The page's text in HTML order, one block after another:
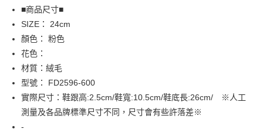
相關說明
AFTEE先享後付是「在收到商品之後才付款」的支付方式。 讓您購物簡單
便利好安心！
１．簡單：不需註冊會員、不需綁卡、不需儲值。
２．便利：只要手機號碼，簡訊認證，即可結帳。
３．安心：先確認商品／服務後，再付款。
【「AFTEE先享後付」結帳流程】
１．於結帳方式選擇「AFTEE先享後付」後，將跳轉至「AFTEE先享後付」
結帳頁面，進行簡訊認證並確認金額後，即可完成結帳。
運送方式
全家取貨付款
免運費
免運費
7-11取貨付款
■商品尺寸■
SIZE： 24cm
顏色： 粉色
花色：
材質：絨毛
型號： FD2596-600
實際尺寸：鞋跟高:2.5cm/鞋寬:10.5cm/鞋底長:26cm/ ※人工
測量及各品牌標準尺寸不同，尺寸會有些許落差※
-